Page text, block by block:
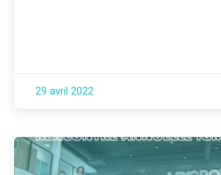
29 avril 2022